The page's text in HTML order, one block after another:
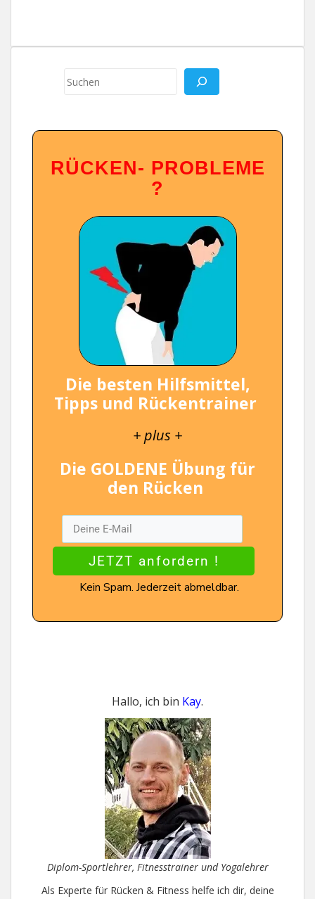
Suchen
RÜCKEN- PROBLEME
?
Die besten Hilfsmittel,
Tipps und Rückentrainer
+ plus +
Die GOLDENE Übung für
den Rücken
JETZT anfordern !
Kein Spam. Jederzeit abmeldbar.
Hallo, ich bin Kay.
Diplom-Sportlehrer, Fitnesstrainer und Yogalehrer
Als Experte für Rücken & Fitness helfe ich dir, deine